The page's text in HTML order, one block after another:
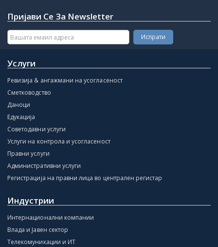
Пријави Се За Newsletter
Услуги
Ревизија & ангажмани на усогласеност
Сметководство
Даноци
Едукација
Советодавни услуги
Услуги на контрола и усогласеност
Правни услуги
Административни услуги
Регистрација на правни лица во централен регистар
Индустрии
Интернационални компании
Влада и Јавен сектор
Телекомуникации и ИТ